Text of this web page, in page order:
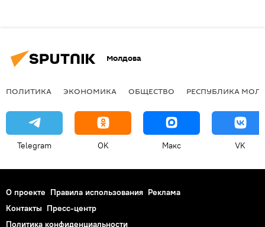
Молдова
ПОЛИТИКА ЭКОНОМИКА ОБЩЕСТВО РЕСПУБЛИКА
Telegram OK Макс VK
О проекте Правила использования Реклама
Контакты Пресс-центр
Политика конфиденциальности